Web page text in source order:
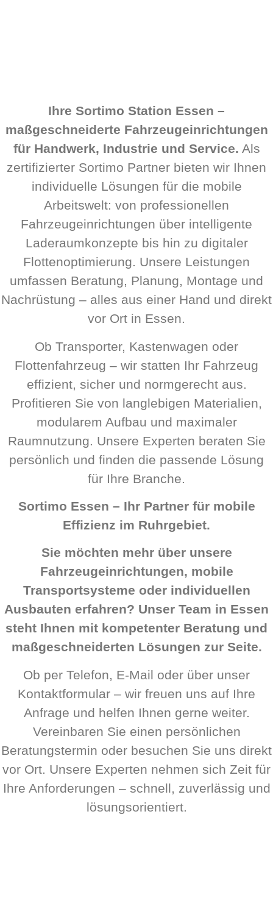
Ihre Sortimo Station Essen –
maßgeschneiderte Fahrzeugeinrichtungen
für Handwerk, Industrie und Service. Als
zertifizierter Sortimo Partner bieten wir Ihnen
individuelle Lösungen für die mobile
Arbeitswelt: von professionellen
Fahrzeugeinrichtungen über intelligente
Laderaumkonzepte bis hin zu digitaler
Flottenoptimierung. Unsere Leistungen
umfassen Beratung, Planung, Montage und
Nachrüstung – alles aus einer Hand und direkt
vor Ort in Essen.
Ob Transporter, Kastenwagen oder
Flottenfahrzeug – wir statten Ihr Fahrzeug
effizient, sicher und normgerecht aus.
Profitieren Sie von langlebigen Materialien,
modularem Aufbau und maximaler
Raumnutzung. Unsere Experten beraten Sie
persönlich und finden die passende Lösung
für Ihre Branche.
Sortimo Essen – Ihr Partner für mobile
Effizienz im Ruhrgebiet.
Sie möchten mehr über unsere
Fahrzeugeinrichtungen, mobile
Transportsysteme oder individuellen
Ausbauten erfahren? Unser Team in Essen
steht Ihnen mit kompetenter Beratung und
maßgeschneiderten Lösungen zur Seite.
Ob per Telefon, E-Mail oder über unser
Kontaktformular – wir freuen uns auf Ihre
Anfrage und helfen Ihnen gerne weiter.
Vereinbaren Sie einen persönlichen
Beratungstermin oder besuchen Sie uns direkt
vor Ort. Unsere Experten nehmen sich Zeit für
Ihre Anforderungen – schnell, zuverlässig und
lösungsorientiert.